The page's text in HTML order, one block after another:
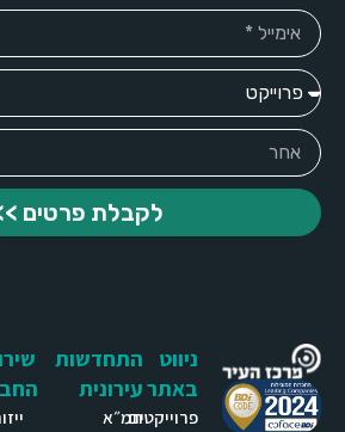
לקבלת פרטים >>
ניווט
באתר
פרוייקטים
התחדשות
עירונית
תמ״א